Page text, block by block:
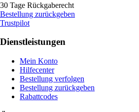
30 Tage Rückgaberecht
Bestellung zurückgeben
Trustpilot
Dienstleistungen
Mein Konto
Hilfecenter
Bestellung verfolgen
Bestellung zurückgeben
Rabattcodes